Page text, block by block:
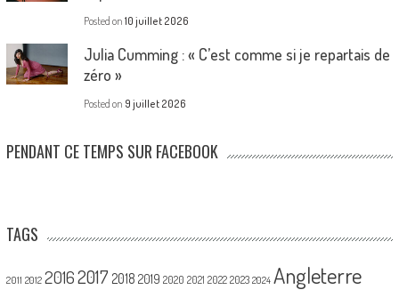
Posted on 10 juillet 2026
Julia Cumming : « C’est comme si je repartais de
zéro »
Posted on 9 juillet 2026
PENDANT CE TEMPS SUR FACEBOOK
TAGS
2011 2012 20162017 2018 2019 2020 2021 2022 2023 2024 Angleterre